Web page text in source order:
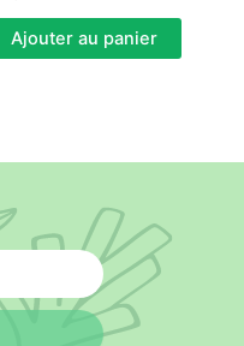
Ajouter au panier